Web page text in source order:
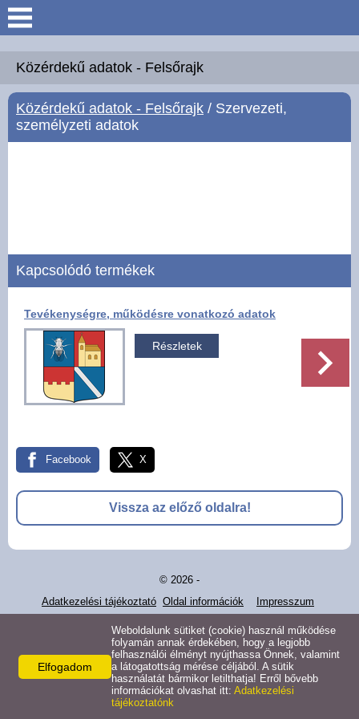
Keresés
Köszöntő
Hírek
Közérdekű adatok -
Galéria
Pályázatok
Alsórajk
EFOP-1.5.2-16-2017-00008
Közérdekű adatok - Felsőrajk
Közérdekű adatok - Felsőrajk / Szervezeti,
személyzeti adatok
Kapcsolódó termékek
Tevékenységre, működésre vonatkozó adatok
Részletek
Facebook X
Vissza az előző oldalra!
© 2026 -
Adatkezelési tájékoztató Oldal információk Impresszum
Elfogadom
Weboldalunk sütiket (cookie) használ működése
folyamán annak érdekében, hogy a legjobb
felhasználói élményt nyújthassa Önnek, valamint
a látogatottság mérése céljából. A sütik
használatát bármikor letilthatja! Erről bővebb
információkat olvashat itt: Adatkezelési
tájékoztatónk